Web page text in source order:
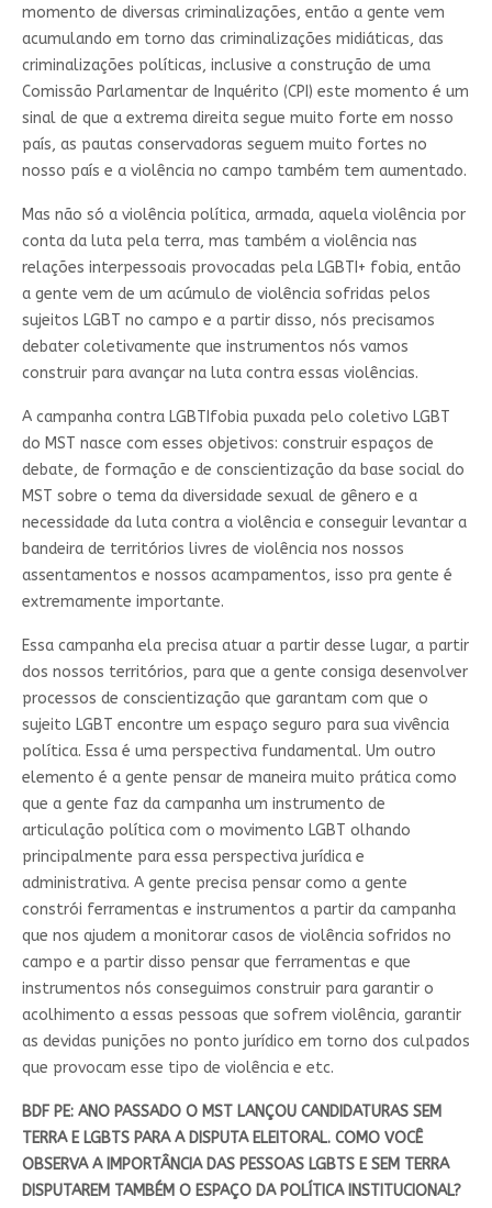
momento de diversas criminalizações, então a gente vem
acumulando em torno das criminalizações midiáticas, das
criminalizações políticas, inclusive a construção de uma
Comissão Parlamentar de Inquérito (CPI) este momento é um
sinal de que a extrema direita segue muito forte em nosso
país, as pautas conservadoras seguem muito fortes no
nosso país e a violência no campo também tem aumentado.
Mas não só a violência política, armada, aquela violência por
conta da luta pela terra, mas também a violência nas
relações interpessoais provocadas pela LGBTI+ fobia, então
a gente vem de um acúmulo de violência sofridas pelos
sujeitos LGBT no campo e a partir disso, nós precisamos
debater coletivamente que instrumentos nós vamos
construir para avançar na luta contra essas violências.
A campanha contra LGBTIfobia puxada pelo coletivo LGBT
do MST nasce com esses objetivos: construir espaços de
debate, de formação e de conscientização da base social do
MST sobre o tema da diversidade sexual de gênero e a
necessidade da luta contra a violência e conseguir levantar a
bandeira de territórios livres de violência nos nossos
assentamentos e nossos acampamentos, isso pra gente é
extremamente importante.
Essa campanha ela precisa atuar a partir desse lugar, a partir
dos nossos territórios, para que a gente consiga desenvolver
processos de conscientização que garantam com que o
sujeito LGBT encontre um espaço seguro para sua vivência
política. Essa é uma perspectiva fundamental. Um outro
elemento é a gente pensar de maneira muito prática como
que a gente faz da campanha um instrumento de
articulação política com o movimento LGBT olhando
principalmente para essa perspectiva jurídica e
administrativa. A gente precisa pensar como a gente
constrói ferramentas e instrumentos a partir da campanha
que nos ajudem a monitorar casos de violência sofridos no
campo e a partir disso pensar que ferramentas e que
instrumentos nós conseguimos construir para garantir o
acolhimento a essas pessoas que sofrem violência, garantir
as devidas punições no ponto jurídico em torno dos culpados
que provocam esse tipo de violência e etc.
BDF PE: ANO PASSADO O MST LANÇOU CANDIDATURAS SEM
TERRA E LGBTS PARA A DISPUTA ELEITORAL. COMO VOCÊ
OBSERVA A IMPORTÂNCIA DAS PESSOAS LGBTS E SEM TERRA
DISPUTAREM TAMBÉM O ESPAÇO DA POLÍTICA INSTITUCIONAL?